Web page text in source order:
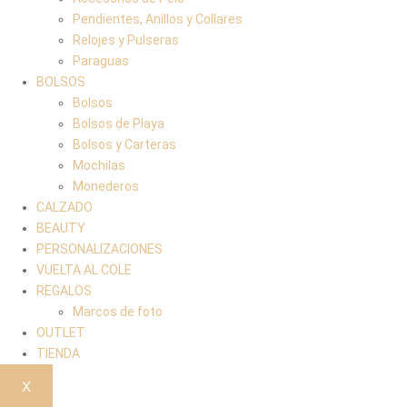
Pendientes, Anillos y Collares
Relojes y Pulseras
Paraguas
BOLSOS
Bolsos
Bolsos de Playa
Bolsos y Carteras
Mochilas
Monederos
CALZADO
BEAUTY
PERSONALIZACIONES
VUELTA AL COLE
REGALOS
Marcos de foto
OUTLET
TIENDA
X